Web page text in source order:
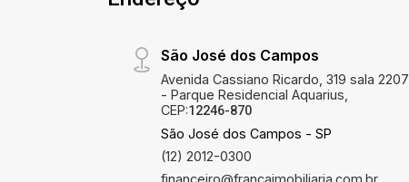
São José dos Campos
Avenida Cassiano Ricardo, 319 sala 2207
- Parque Residencial Aquarius,
CEP:12246-870
São José dos Campos - SP
(12) 2012-0300